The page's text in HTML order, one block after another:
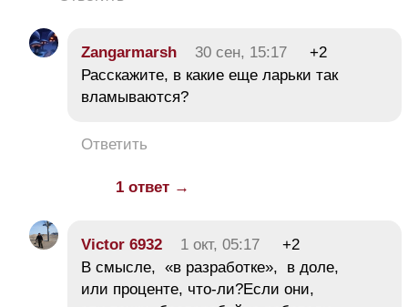
Zangarmarsh 30 сен, 15:17
+2
Расскажите, в какие еще ларьки так
вламываются?
Ответить
1 ответ →
Victor 6932 1 окт, 05:17
+2
В смысле, «в разработке», в доле,
или проценте, что-ли?Если они,